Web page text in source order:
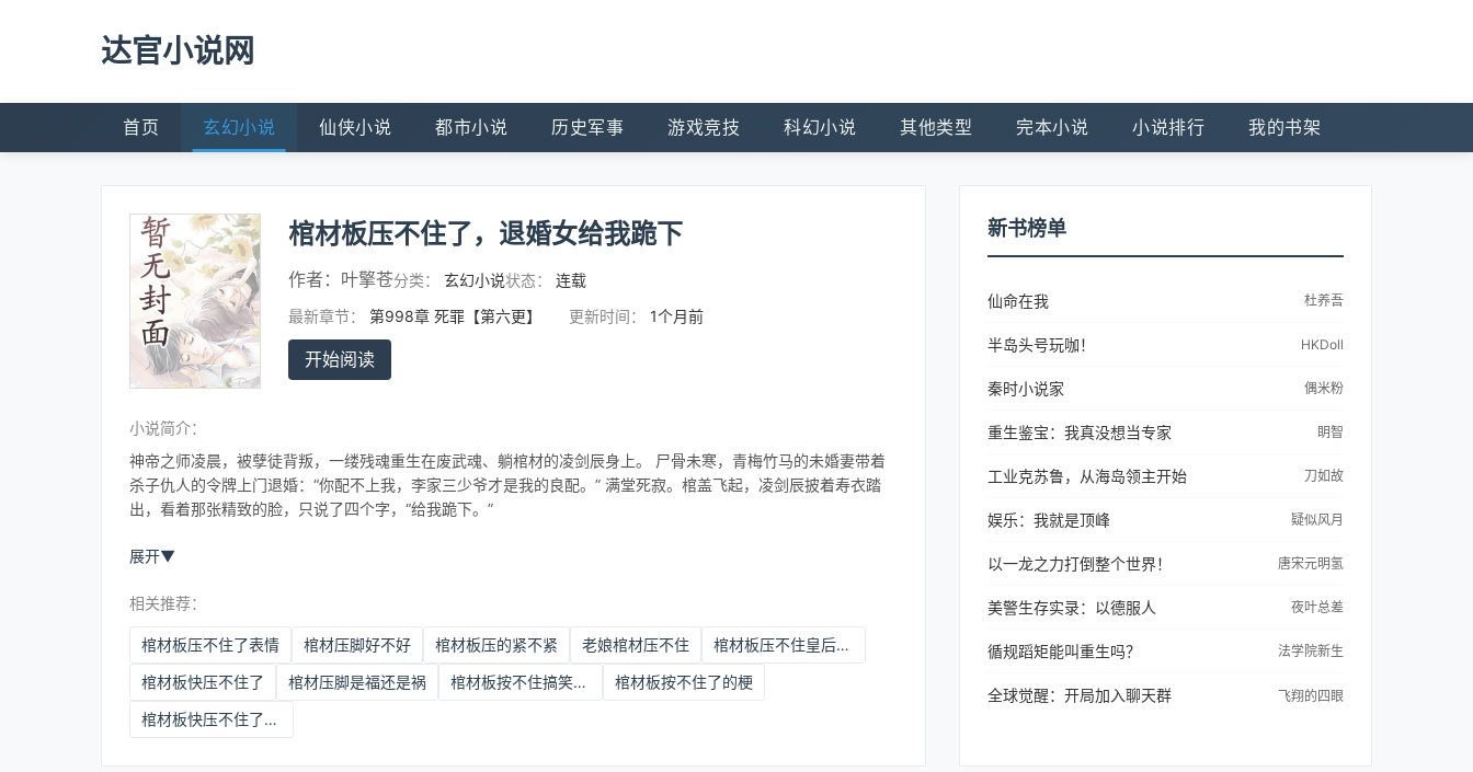
达官小说网
首页 玄幻小说 仙侠小说 都市小说 历史军事 游戏竞技 科幻小说 其他类型 完本小说 小说排行 我的书架
棺材板压不住了，退婚女给我跪下
作者： 叶擎苍分类： 玄幻小说状态：
连载
最新章节：
第998章 死罪【第六更】 更新时间： 1个月前
开始阅读
小说简介：
神帝之师凌晨，被孽徒背叛，一缕残魂重生在废武魂、躺棺材的凌剑辰身上。 尸骨未寒，青梅竹马的未婚妻带着
杀子仇人的令牌上门退婚：“你配不上我，李家三少爷才是我的良配。” 满堂死寂。棺盖飞起，凌剑辰披着寿衣踏
出，看着那张精致的脸，只说了四个字，“给我跪下。”
展开▼
相关推荐：
棺材板压不住了表情 棺材压脚好不好 棺材板压的紧不紧 老娘棺材压不住
棺材板压不住皇后回来护崽了短剧
棺材板快压不住了
棺材压脚是福还是祸 棺材板按不住搞笑视频
棺材板按不住了的梗
棺材板快压不住了是什么意思
新书榜单
仙命在我 杜养吾
半岛头号玩咖！ HKDoll
秦时小说家 偶米粉
重生鉴宝：我真没想当专家 眀智
工业克苏鲁，从海岛领主开始 刀如故
娱乐：我就是顶峰 疑似风月
以一龙之力打倒整个世界！ 唐宋元明氢
美警生存实录：以德服人 夜叶总差
循规蹈矩能叫重生吗？ 法学院新生
全球觉醒：开局加入聊天群 飞翔的四眼